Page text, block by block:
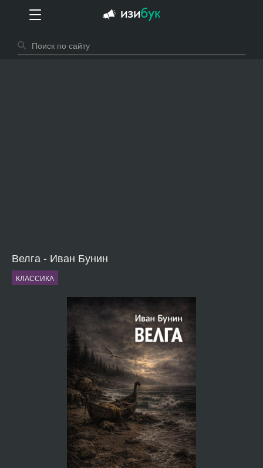
Велга - Иван Бунин
КЛАССИКА